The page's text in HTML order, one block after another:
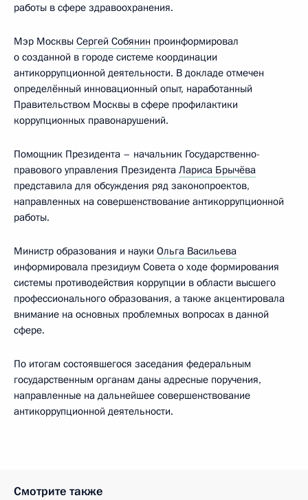
работы в сфере здравоохранения.
Мэр Москвы Сергей Собянин проинформировал
о созданной в городе системе координации
антикоррупционной деятельности. В докладе отмечен
определённый инновационный опыт, наработанный
Правительством Москвы в сфере профилактики
коррупционных правонарушений.
Помощник Президента – начальник Государственно-
правового управления Президента Лариса Брычёва
представила для обсуждения ряд законопроектов,
направленных на совершенствование антикоррупционной
работы.
Министр образования и науки Ольга Васильева
информировала президиум Совета о ходе формирования
системы противодействия коррупции в области высшего
профессионального образования, а также акцентировала
внимание на основных проблемных вопросах в данной
сфере.
По итогам состоявшегося заседания федеральным
государственным органам даны адресные поручения,
направленные на дальнейшее совершенствование
антикоррупционной деятельности.
Смотрите также